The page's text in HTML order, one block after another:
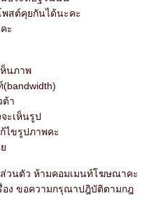
พสต์คุยกันได้นะคะ
ะ
ห็นภาพ
ต้า
ะเห็นรูป
ไขรูปภาพคะ
วนตัว ห้ามคอมเมนท์โฆษณาคะ
อง ขอความกรุณาปฎิบัติตามกฎ